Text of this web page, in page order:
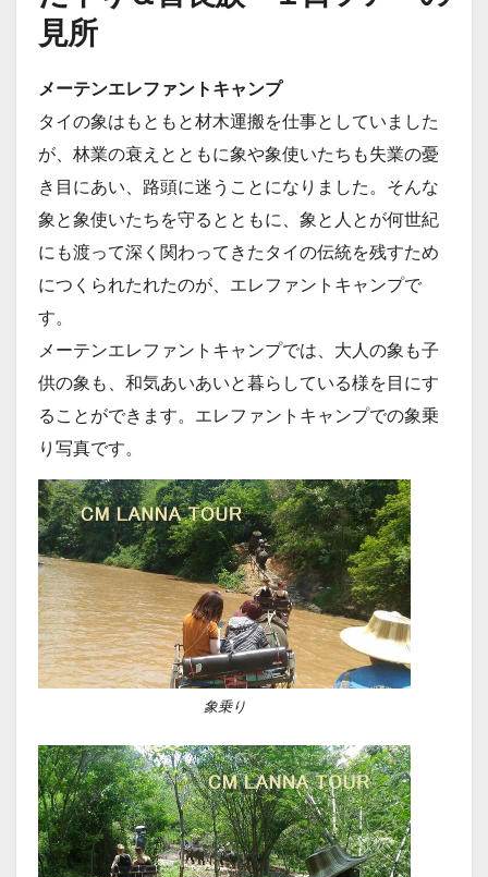
見所
メーテンエレファントキャンプ
タイの象はもともと材木運搬を仕事としていました
が、林業の衰えとともに象や象使いたちも失業の憂
き目にあい、路頭に迷うことになりました。そんな
象と象使いたちを守るとともに、象と人とが何世紀
にも渡って深く関わってきたタイの伝統を残すため
につくられたれたのが、エレファントキャンプで
す。
メーテンエレファントキャンプでは、大人の象も子
供の象も、和気あいあいと暮らしている様を目にす
ることができます。エレファントキャンプでの象乗
り写真です。
象乗り